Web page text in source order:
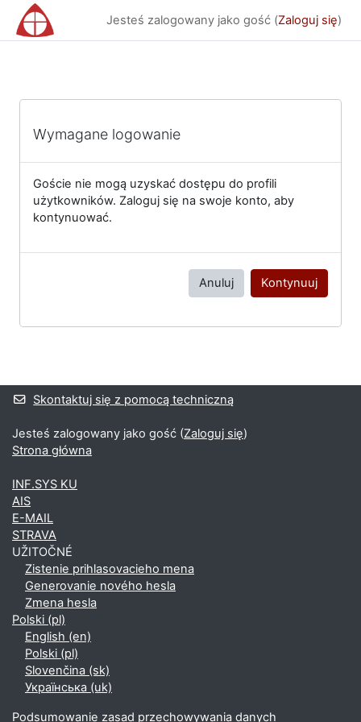
Przejdź do głównej zawartości
Jesteś zalogowany jako gość (Zaloguj się)
Wymagane logowanie
Goście nie mogą uzyskać dostępu do profili
użytkowników. Zaloguj się na swoje konto, aby
kontynuować.
Anuluj Kontynuuj
Bloki uzupełniające
Skontaktuj się z pomocą techniczną
Jesteś zalogowany jako gość (Zaloguj się)
Strona główna
INF.SYS KU
AIS
E-MAIL
STRAVA
UŽITOČNÉ
Zistenie prihlasovacieho mena
Generovanie nového hesla
Zmena hesla
Polski ‎(pl)‎
English ‎(en)‎
Polski ‎(pl)‎
Slovenčina ‎(sk)‎
Українська ‎(uk)‎
Podsumowanie zasad przechowywania danych